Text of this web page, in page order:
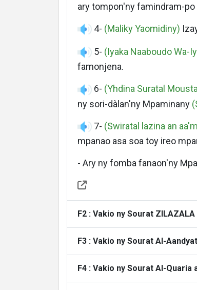
ary tompon'ny famindram-po
4- (Maliky Yaomidiny)
5- (Iyaka Naaboudo Wa-
famonjena.
6- (Yhdina Suratal
ny sori-dàlan'ny Mpaminany
7- (Swiratal lazina an
mpanao asa soa toy ireo
- Ary ny fomba fanaon'ny
F2 : Vakio ny Sourat
F3 : Vakio ny Sourat Al-
F4 : Vakio ny Sourat Al-Quaria